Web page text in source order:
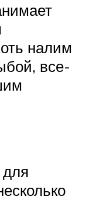
налим
все-